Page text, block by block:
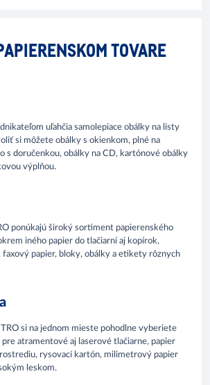
TOVARE
uľahčia samolepiace obálky na listy
si môžete obálky s okienkom, plné na
s doručenkou, obálky na CD, kartónové obálky
výplňou.
ponúkajú široký sortiment papierenského
iného papier do tlačiarní aj kopírok,
papier, bloky, obálky a etikety rôznych
si na jednom mieste pohodlne vyberiete
atramentové aj laserové tlačiarne, papier
rysovací kartón, milimetrový papier
leskom.